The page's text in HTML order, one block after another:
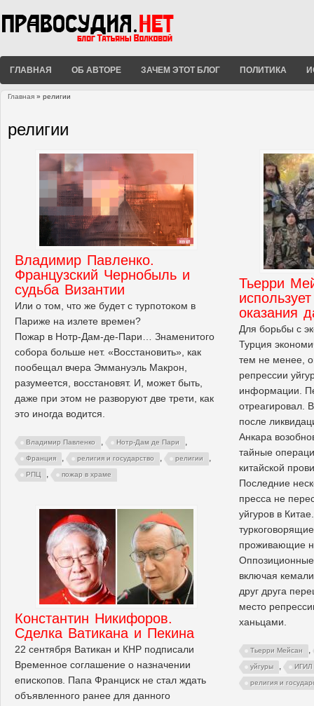
ГЛАВНАЯ ОБ АВТОРЕ ЗАЧЕМ ЭТОТ БЛОГ ПОЛИТИКА
Главная » религии
религии
Владимир Павленко.
Французский Чернобыль и
судьба Византии
Или о том, что же будет с турпотоком в
Париже на излете времен?
Пожар в Нотр-Дам-де-Пари… Знаменитого
собора больше нет. «Восстановить», как
пообещал вчера Эммануэль Макрон,
разумеется, восстановят. И, может быть,
даже при этом не разворуют две трети, как
это иногда водится.
Владимир Павленко , Нотр-Дам де Пари ,
Франция , религия и государство , религии ,
РПЦ , пожар в храме
Тьерри
оказания
Для борьбы с
Турция
тем не менее,
репрессии
информации.
отреагировал.
после
Анкара
тайные
китайской
Последние
пресса не
уйгуров в
проживающие
Оппозиционные
включая
друг друга
место
ханьцами.
Тьерри Мейсан ,
уйгуры , ИГИЛ
религия и
Константин Никифоров.
Сделка Ватикана и Пекина
22 сентября Ватикан и КНР подписали
Временное соглашение о назначении
епископов. Папа Франциск не стал ждать
объявленного ранее для данного